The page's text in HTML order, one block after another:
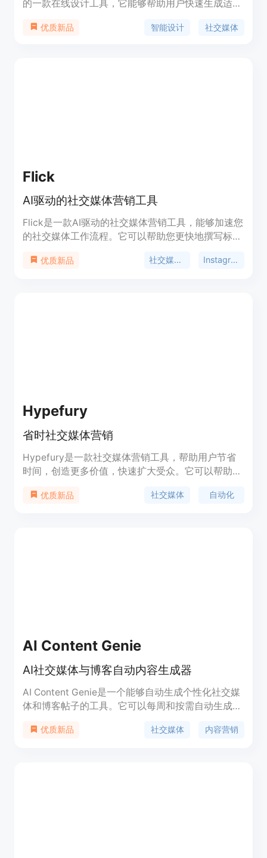
的一款在线设计工具，它能够帮助用户快速生成适合
化了设计流程，提高了设计效率，使得即使是设计新
优质新品 智能设计 社交媒体
Flick
AI驱动的社交媒体营销工具
Flick是一款AI驱动的社交媒体营销工具，能够加速您
的社交媒体工作流程。它可以帮助您更快地撰写标
重复利用内容。Flick提供7天免费试用。通过Flick，
优质新品 社交媒体营销 Instagram
Hypefury
省时社交媒体营销
Hypefury是一款社交媒体营销工具，帮助用户节省
时间，创造更多价值，快速扩大受众。它可以帮助用
受众、增加电子邮件订阅和销售产品等功能。
优质新品 社交媒体 自动化
AI Content Genie
AI社交媒体与博客自动内容生成器
AI Content Genie是一个能够自动生成个性化社交媒
体和博客帖子的工具。它可以每周和按需自动生成引
Facebook、Instagram帖子生成器,还有AI博客生成
优质新品 社交媒体 内容营销